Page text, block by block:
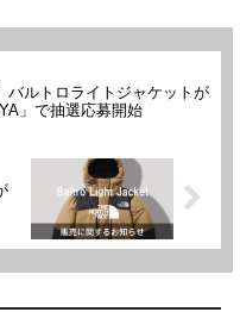
バルトロライトジャケットが
」で抽選応募開始